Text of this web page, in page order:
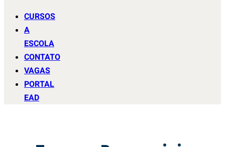
CURSOS
A
ESCOLA
CONTATO
VAGAS
PORTAL
EAD